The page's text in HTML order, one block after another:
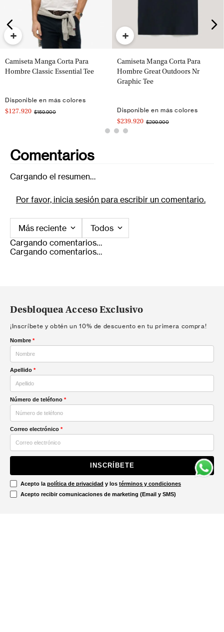
+
Camiseta Manga Corta Para
Hombre Classic Essential Tee
Disponible en más colores
$127.920 $159.900
+
Camiseta Manga Corta Para
Hombre Great Outdoors Nr
Graphic Tee
Disponible en más colores
$239.920 $299.900
Comentarios
Cargando el resumen…
Por favor, inicia sesión para escribir un comentario.
Más reciente
Todos
Cargando comentarios…
Cargando comentarios…
Desbloquea Acceso Exclusivo
¡Inscríbete y obtén un 10% de descuento en tu primera compra!
Nombre *
Apellido *
Número de teléfono *
Correo electrónico *
INSCRÍBETE
Acepto la política de privacidad y los términos y condiciones
Acepto recibir comunicaciones de marketing (Email y SMS)